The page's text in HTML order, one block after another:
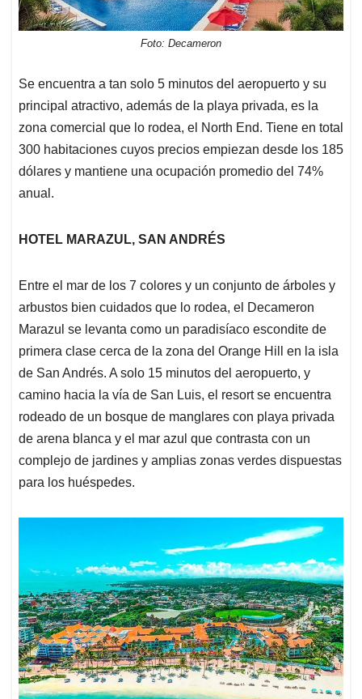
Foto: Decameron
Se encuentra a tan solo 5 minutos del aeropuerto y su
principal atractivo, además de la playa privada, es la
zona comercial que lo rodea, el North End. Tiene en total
300 habitaciones cuyos precios empiezan desde los 185
dólares y mantiene una ocupación promedio del 74%
anual.
HOTEL MARAZUL, SAN ANDRÉS
Entre el mar de los 7 colores y un conjunto de árboles y
arbustos bien cuidados que lo rodea, el Decameron
Marazul se levanta como un paradisíaco escondite de
primera clase cerca de la zona del Orange Hill en la isla
de San Andrés. A solo 15 minutos del aeropuerto, y
camino hacia la vía de San Luis, el resort se encuentra
rodeado de un bosque de manglares con playa privada
de arena blanca y el mar azul que contrasta con un
complejo de jardines y amplias zonas verdes dispuestas
para los huéspedes.